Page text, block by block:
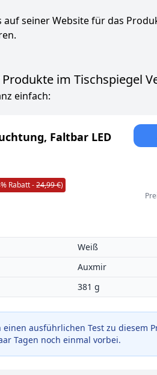
seiner Website für das
im Tischspiegel
einfach:
Faltbar LED
Rabatt -24,99 €)
Weiß
Auxmir
381 g
ausführlichen Test zu diesem
Tagen noch einmal vorbei.